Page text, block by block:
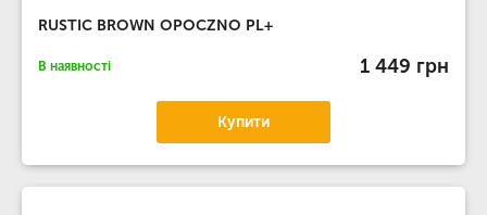
RUSTIC BROWN OPOCZNO PL+
В наявності 1 449 грн
Купити